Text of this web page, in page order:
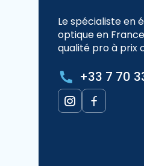
Le spécialiste en
optique en
qualité pro à prix
+33 7 70